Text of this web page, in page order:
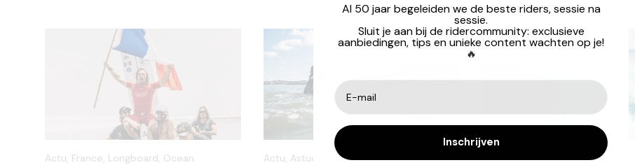
Actu, France, Longboard, Ocean Actu, Astuce, France,Longe Côte,Ocean Actu,Marque,Ocean,surf
Al 50 jaar begeleiden we de beste riders, sessie na
sessie.
Sluit je aan bij de ridercommunity: exclusieve
aanbiedingen, tips en unieke content wachten op je!
🔥
Inschrijven